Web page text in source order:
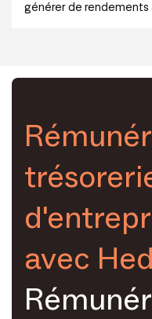
générer de rendements
avec